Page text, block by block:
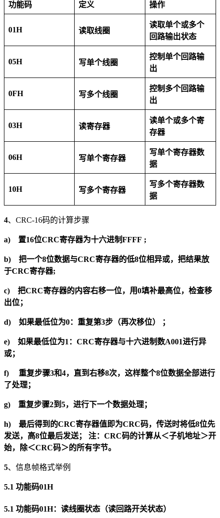
功能码 定义 操作
01H 读取线圈
读取单个或多个
回路输出状态
05H 写单个线圈
控制单个回路输
出
0FH 写多个线圈
控制多个回路输
出
03H 读寄存器
读单个或多个寄
存器
06H 写单个寄存器
写单个寄存器数
据
10H 写多个寄存器
写多个寄存器数
据
4、CRC-16码的计算步骤
a) 置16位CRC寄存器为十六进制FFFF ;
b) 把一个8位数据与CRC寄存器的低8位相异或，把结果放
于CRC寄存器;
c) 把CRC寄存器的内容右移一位，用0填补最高位， 检查移
出位；
d) 如果最低位为0：重复第3步（再次移位） ；
e) 如果最低位为1 ：CRC寄存器与十六进制数A001进行异
或；
f) 重复步骤3和4，直到右移8次，这样整个8位数据全部进行
了处理；
g) 重复步骤2到 5，进行下一个数据处理；
h) 最后得到的CRC寄存器值即为CRC码，传送时将低8位先
发送，高8位最后发送；
注：CRC码的计算从＜子机地址＞开
始，除＜CRC码＞的所有字节。
5、信息帧格式举例
5.1 功能码01H
5.1 功能码01H：读线圈状态（读回路开关状态）​